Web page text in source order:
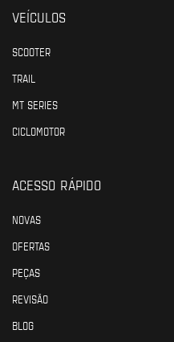
VEÍCULOS
SCOOTER
TRAIL
MT SERIES
CICLOMOTOR
ACESSO RÁPIDO
NOVAS
OFERTAS
PEÇAS
REVISÃO
BLOG